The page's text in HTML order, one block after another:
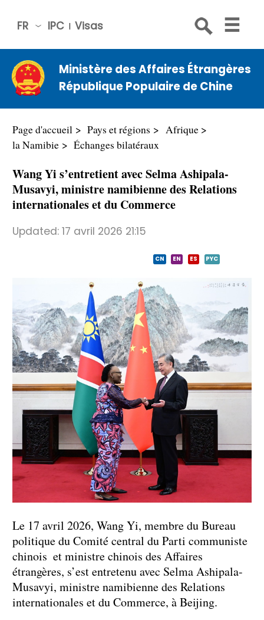
IPC Visas
FR
中文
Engli
sh
Русс
Espa
عربي
Ministère des Affaires Étrangères
République Populaire de Chine
Page d'accueil Pays et régions
Afrique
la Namibie
Échanges bilatéraux
Wang Yi s’entretient avec Selma Ashipala-
Musavyi, ministre namibienne des Relations
internationales et du Commerce
Updated: 17 avril 2026 21:15
CN EN ES PYC
Le 17 avril 2026, Wang Yi, membre du Bureau
politique du Comité central du Parti communiste
chinois et ministre chinois des Affaires
étrangères, s’est entretenu avec Selma Ashipala-
Musavyi, ministre namibienne des Relations
internationales et du Commerce, à Beijing.